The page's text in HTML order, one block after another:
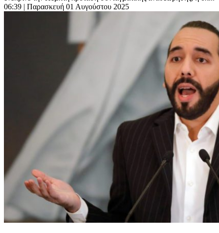
06:39 | Παρασκευή 01 Αυγούστου 2025